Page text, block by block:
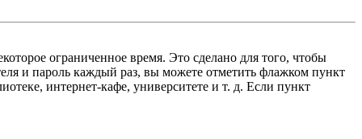
ограниченное время. Это сделано для того, чтобы
и пароль каждый раз, вы можете отметить флажком пункт
интернет-кафе, университете и т. д. Если пункт